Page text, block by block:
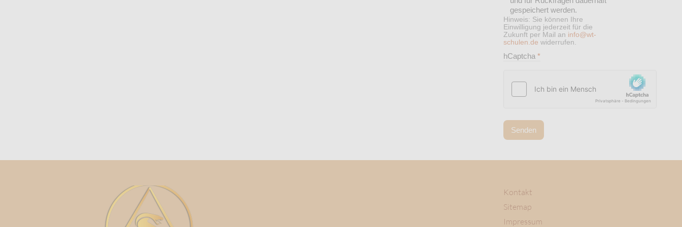
gespeichert werden.
Hinweis: Sie können Ihre
Einwilligung jederzeit für die
Zukunft per Mail an info@wt-
schulen.de widerrufen.
hCaptcha *
Senden
Kontakt
Sitemap
Impressum